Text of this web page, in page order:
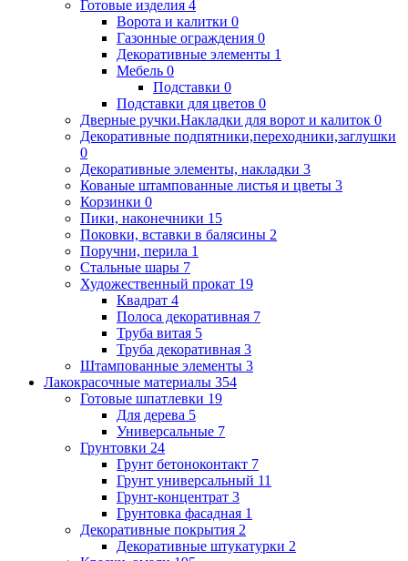
Готовые изделия 4
Ворота и калитки 0
Газонные ограждения 0
Декоративные элементы 1
Мебель 0
Подставки 0
Подставки для цветов 0
Дверные ручки.Накладки для ворот и калиток 0
Декоративные подпятники,переходники,заглушки
0
Декоративные элементы, накладки 3
Кованые штампованные листья и цветы 3
Корзинки 0
Пики, наконечники 15
Поковки, вставки в балясины 2
Поручни, перила 1
Стальные шары 7
Художественный прокат 19
Квадрат 4
Полоса декоративная 7
Труба витая 5
Труба декоративная 3
Штампованные элементы 3
Лакокрасочные материалы 354
Готовые шпатлевки 19
Для дерева 5
Универсальные 7
Грунтовки 24
Грунт бетоноконтакт 7
Грунт универсальный 11
Грунт-концентрат 3
Грунтовка фасадная 1
Декоративные покрытия 2
Декоративные штукатурки 2